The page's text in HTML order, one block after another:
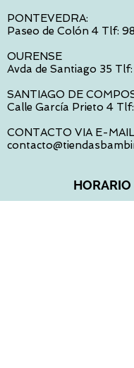
PONTEVEDRA:
Paseo de Colón 4 Tlf:
OURENSE
Avda de Santiago 35 Tlf:
SANTIAGO DE
Calle García Prieto 4 Tlf:
CONTACTO VIA E-
HORARIO